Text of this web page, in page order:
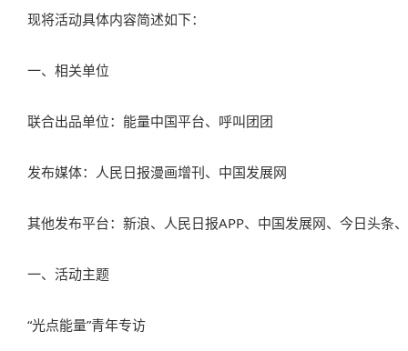
现将活动具体内容简述如下：
一、相关单位
联合出品单位：能量中国平台、呼叫团团
发布媒体：人民日报漫画增刊、中国发展网
其他发布平台：新浪、人民日报APP、中国发展网、今日头条
一、活动主题
“光点能量”青年专访